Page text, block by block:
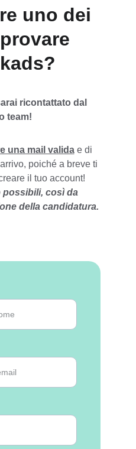
uno dei
ricontattato dal
team!
una mail valida e di
poiché a breve ti
il tuo account!
così da
della candidatura.